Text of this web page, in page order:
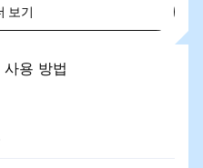
보기
용 방법